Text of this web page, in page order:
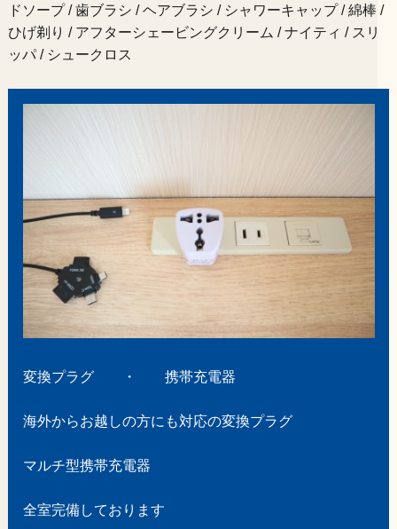
ドソープ / 歯ブラシ / ヘアブラシ / シャワーキャップ / 綿棒 /
ひげ剃り / アフターシェービングクリーム / ナイティ / スリ
ッパ / シュークロス
変換プラグ ・ 携帯充電器
海外からお越しの方にも対応の変換プラグ
マルチ型携帯充電器
全室完備しております